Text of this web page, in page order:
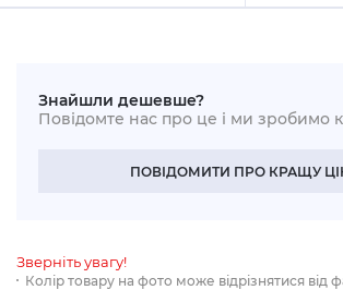
Знайшли дешевше?
Повідомте нас про це і ми зробимо
ПОВІДОМИТИ ПРО КРАЩУ
Зверніть увагу!
Колір товару на фото може відрізнятися від